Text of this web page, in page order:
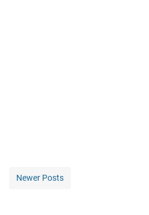
Newer Posts